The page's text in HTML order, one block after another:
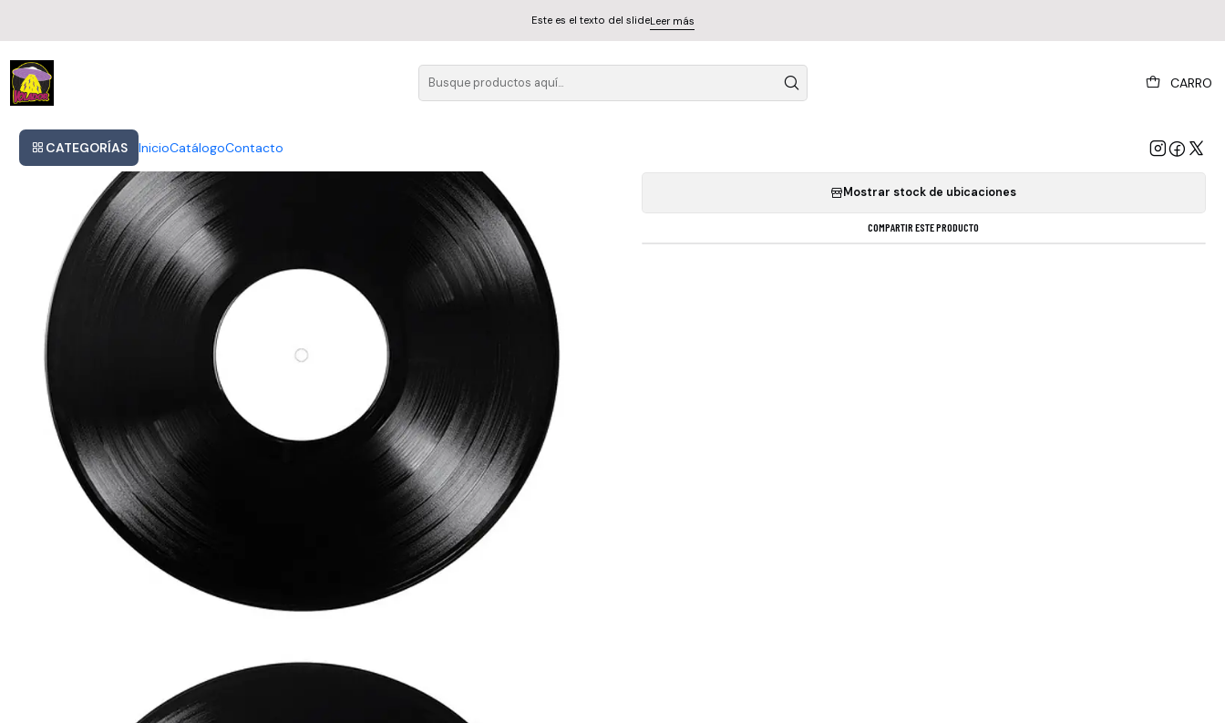
CARRO
CATEGORÍAS InicioCatálogoContacto
Este es el texto del slideLeer más
Mostrar stock de ubicaciones
COMPARTIR ESTE PRODUCTO